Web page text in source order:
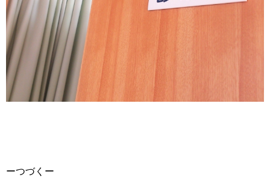
ーつづくー